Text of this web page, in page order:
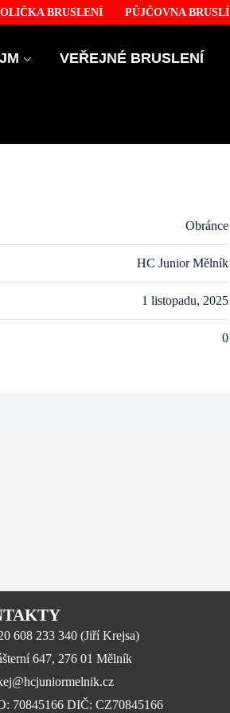
BRUSLENÍ PŮJČOVNA BRUSLÍ
VEŘEJNÉ BRUSLENÍ
Obránce
HC Junior Mělník
1 listopadu, 2025
0
608 233 340 (Jiří Krejsa)
647, 276 01 Mělník
70845166 DIČ: CZ70845166